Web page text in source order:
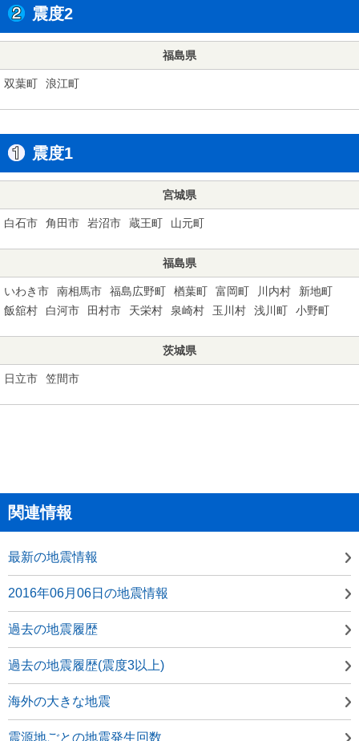
震度2
福島県
双葉町 浪江町
震度1
宮城県
白石市 角田市 岩沼市 蔵王町 山元町
福島県
いわき市 南相馬市 福島広野町 楢葉町 富岡町 川内村
新地町
飯舘村
白河市 田村市 天栄村 泉崎村 玉川村 浅川町 小野町
茨城県
日立市 笠間市
関連情報
最新の地震情報
2016年06月06日の地震情報
過去の地震履歴
過去の地震履歴(震度3以上)
海外の大きな地震
震源地ごとの地震発生回数